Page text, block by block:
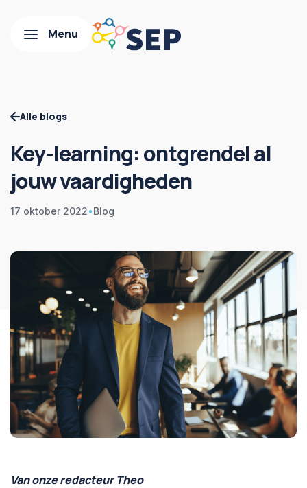
Alle blogs
Key-learning: ontgrendel al
jouw vaardigheden
17 oktober 2022•Blog
Van onze redacteur Theo